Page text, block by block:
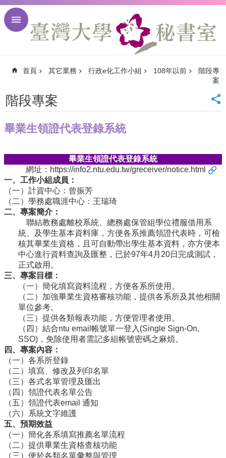
跳到主要內容區塊
回
頁
臺
首
臺
大
校
訊
English
網
導
覽
常
見
問
答
關
書
室
服
務
團
隊
法
彙
編
首頁 其它業務 行政e化工作小組 108年以前
階段專
案
階段專案
畢業生領證代表登錄系統
畢業生領證代表登錄系統
網址： https://info2.ntu.edu.tw/greceiver/notice.html
一、工作小組成員：
（一）計資中心：曾振芳
（二）學務處職涯中心：王瑞琦
二、專案簡介：
聯結教務處離校系統、總務處保管組學位禮服借用系
統、及學生基本資料庫，方便各系推薦領證代表時，可檢
核其畢業生資格，且可自動帶出學生基本資料，亦方便本
中心進行資料查詢及匯整，已於97年4月20日完成測試，
正式啟用。
三、專案目標：
（一）簡化填寫資料流程，方便各系所使用。
（二）加強畢業生資格審核功能，提供各系所及其他相關
單位參考。
（三）提供各類報表功能，方便管理者使用。
（四）結合ntu email帳號單一登入(Single Sign-On,
SSO)，免除使用者需記多組帳號密碼之麻煩。
四、專案內容：
（一）各系所登錄
（二）填寫、修改及列印名單
（三）各式名單管理及匯出
（四）領證代表名單公告
（五）領證代表email 通知
（六）系統文字維護
五、預期效益
（一）簡化各系填寫推薦名單流程
（二）提供畢業生資格查核功能
（三）便於各類名單彙整與管理